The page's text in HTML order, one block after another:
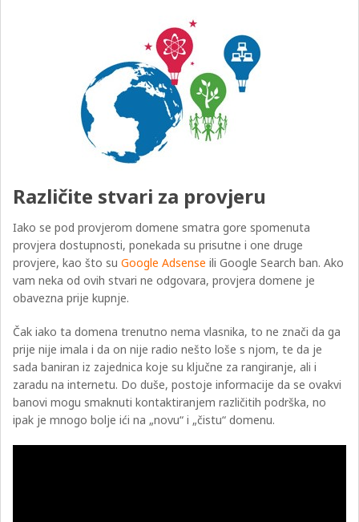
Različite stvari za provjeru
Iako se pod provjerom domene smatra gore spomenuta
provjera dostupnosti, ponekada su prisutne i one druge
provjere, kao što suGoogle Adsense ili Google Search ban. Ako
vam neka od ovih stvari ne odgovara, provjera domene je
obavezna prije kupnje.
Čak iako ta domena trenutno nema vlasnika, to ne znači da ga
prije nije imala i da on nije radio nešto loše s njom, te da je
sada baniran iz zajednica koje su ključne za rangiranje, ali i
zaradu na internetu. Do duše, postoje informacije da se ovakvi
banovi mogu smaknuti kontaktiranjem različitih podrška, no
ipak je mnogo bolje ići na „novu“ i „čistu“ domenu.